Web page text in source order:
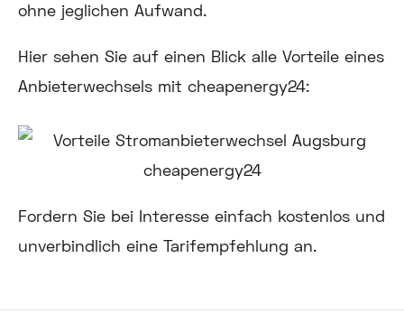
ohne jeglichen Aufwand.
Hier sehen Sie auf einen Blick alle Vorteile eines
Anbieterwechsels mit cheapenergy24:
Fordern Sie bei Interesse einfach kostenlos und
unverbindlich eine Tarifempfehlung an.